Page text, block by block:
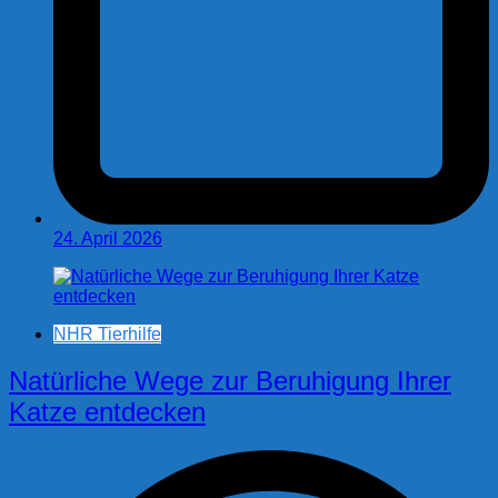
24. April 2026
NHR Tierhilfe
Natürliche Wege zur Beruhigung Ihrer
Katze entdecken